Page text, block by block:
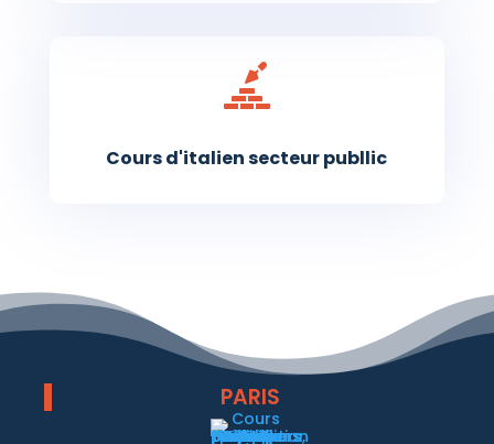
Cours d'italien secteur publlic
PARIS